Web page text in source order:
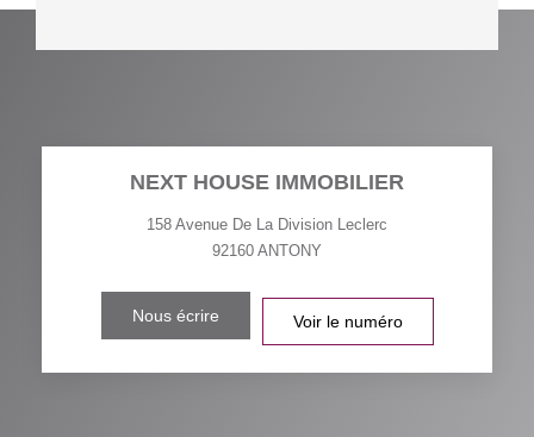
NEXT HOUSE IMMOBILIER
158 Avenue De La Division Leclerc
92160 ANTONY
Nous écrire Voir le numéro